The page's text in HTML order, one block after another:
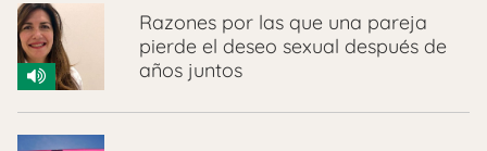
Razones por las que una pareja
pierde el deseo sexual después de
años juntos